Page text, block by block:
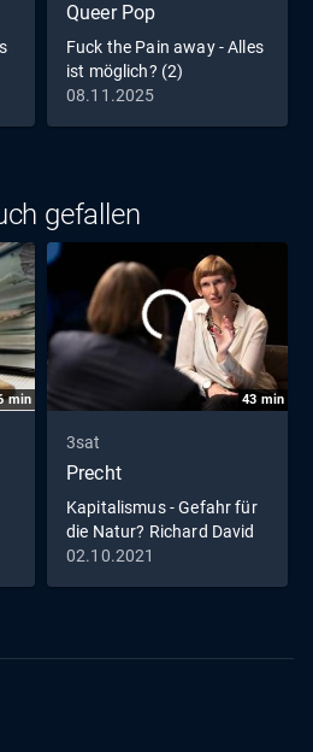
Queer Pop
Fuck the Pain away - Alles
ist möglich? (2)
08.11.2025
gefallen
min 43 min
3sat
Precht
Kapitalismus - Gefahr für
die Natur? Richard David
Precht im Gespräch mit
02.10.2021